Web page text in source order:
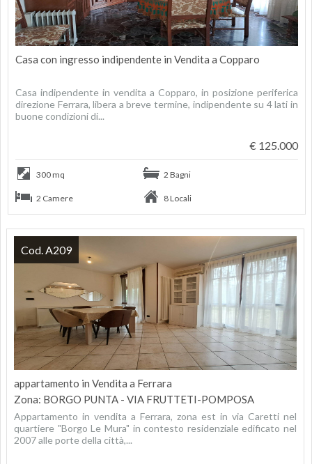
Casa con ingresso indipendente in Vendita a Copparo
Casa indipendente in vendita a Copparo, in posizione periferica
direzione Ferrara, libera a breve termine, indipendente su 4 lati in
buone condizioni di...
€ 125.000
300 mq 2 Bagni
2 Camere 8 Locali
appartamento in Vendita a Ferrara
Zona: BORGO PUNTA - VIA FRUTTETI-POMPOSA
Appartamento in vendita a Ferrara, zona est in via Caretti nel
quartiere "Borgo Le Mura" in contesto residenziale edificato nel
2007 alle porte della città,...
Cod. A209